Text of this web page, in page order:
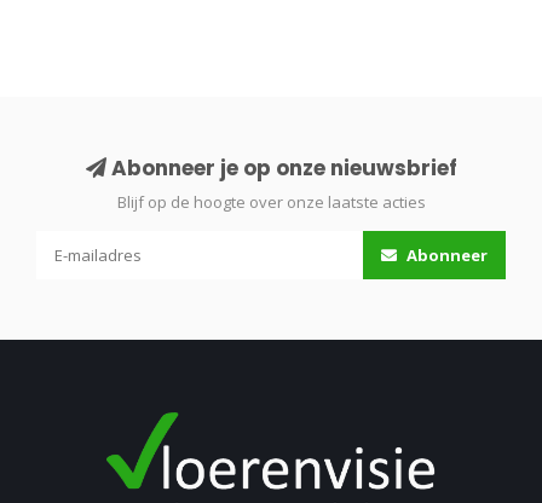
Abonneer je op onze nieuwsbrief
Blijf op de hoogte over onze laatste acties
Abonneer